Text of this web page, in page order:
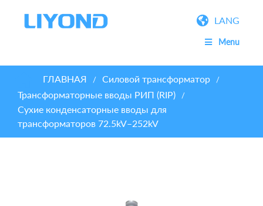
LANG
Menu
ГЛАВНАЯ / Силовой трансформатор /
Трансформаторные вводы РИП (RIP) /
Сухие конденсаторные вводы для
трансформаторов 72.5kV–252kV